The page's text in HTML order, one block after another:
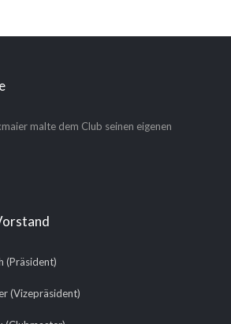
malte dem Club seinen eigenen
(Präsident)
(Vizepräsident)